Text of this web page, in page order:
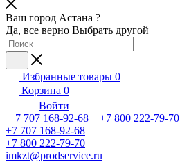
Ваш город Астана ?
Да, все верно Выбрать другой
Избранные товары 0
Корзина 0
Войти
+7 707 168-92-68 +7 800 222-79-70
+7 707 168-92-68
+7 800 222-79-70
imkzt@prodservice.ru